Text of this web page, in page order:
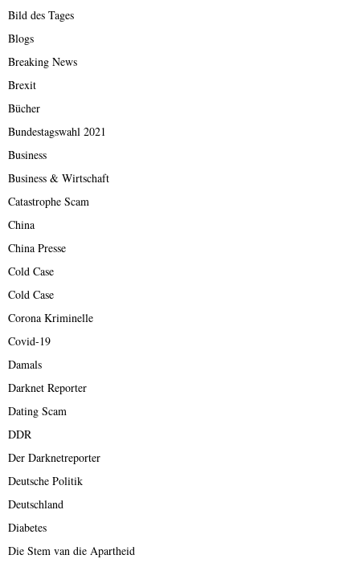
Bild des Tages
Blogs
Breaking News
Brexit
Bücher
Bundestagswahl 2021
Business
Business & Wirtschaft
Catastrophe Scam
China
China Presse
Cold Case
Cold Case
Corona Kriminelle
Covid-19
Damals
Darknet Reporter
Dating Scam
DDR
Der Darknetreporter
Deutsche Politik
Deutschland
Diabetes
Die Stem van die Apartheid